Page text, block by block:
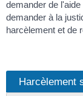
demander de
demander à la
harcèlement et de
Harcèlement